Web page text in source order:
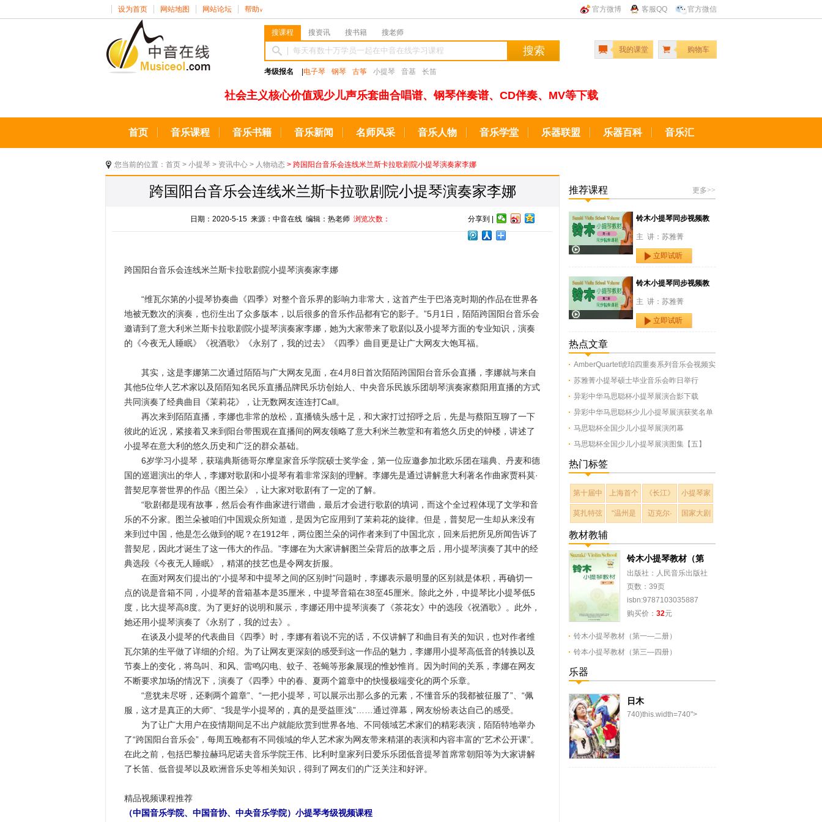
官方微博 客服QQ 官方微信
设为首页 网站地图 网站论坛 帮助 ∨
搜课程 搜资讯 搜书籍 搜老师
搜索
考级报名 电子琴 钢琴 古筝 小提琴 音基 长笛
我的课堂 购物车
社会主义核心价值观少儿声乐套曲合唱谱、钢琴伴奏谱、CD伴奏、MV等下载
首页 音乐课程 音乐书籍 音乐新闻 名师风采 音乐人物 音乐学堂 乐器联盟 乐器百科 音乐汇
您当前的位置： 首页 > 小提琴 > 资讯中心 > 人物动态 > 跨国阳台音乐会连线米兰斯卡拉歌剧院小提琴演奏家李娜
跨国阳台音乐会连线米兰斯卡拉歌剧院小提琴演奏家李娜
分享到 |
日期：2020-5-15 来源：中音在线 编辑：热老师 浏览次数：
跨国阳台音乐会连线米兰斯卡拉歌剧院小提琴演奏家李娜
“维瓦尔第的小提琴协奏曲《四季》对整个音乐界的影响力非常大，这首产生于巴洛克时期的作品在世界各
地被无数次的演奏，也衍生出了众多版本，以后很多的音乐作品都有它的影子。”5月1日，陌陌跨国阳台音乐会
邀请到了意大利米兰斯卡拉歌剧院小提琴演奏家李娜，她为大家带来了歌剧以及小提琴方面的专业知识，演奏
的《今夜无人睡眠》《祝酒歌》《永别了，我的过去》《四季》曲目更是让广大网友大饱耳福。
其实，这是李娜第二次通过陌陌与广大网友见面，在4月8日首次陌陌跨国阳台音乐会直播，李娜就与来自
其他5位华人艺术家以及陌陌知名民乐直播品牌民乐坊创始人、中央音乐民族乐团胡琴演奏家蔡阳用直播的方式
共同演奏了经典曲目《茉莉花》，让无数网友连连打Call。
再次来到陌陌直播，李娜也非常的放松，直播镜头感十足，和大家打过招呼之后，先是与蔡阳互聊了一下
彼此的近况，紧接着又来到阳台带围观在直播间的网友领略了意大利米兰教堂和有着悠久历史的钟楼，讲述了
小提琴在意大利的悠久历史和广泛的群众基础。
6岁学习小提琴，获瑞典斯德哥尔摩皇家音乐学院硕士奖学金，第一位应邀参加北欧乐团在瑞典、丹麦和德
国的巡迴演出的华人，李娜对歌剧和小提琴有着非常深刻的理解。李娜先是通过讲解意大利著名作曲家贾科莫·
普契尼享誉世界的作品《图兰朵》，让大家对歌剧有了一定的了解。
“歌剧都是现有故事，然后会有作曲家进行谱曲，最后才会进行歌剧的填词，而这个全过程体现了文学和音
乐的不分家。图兰朵被咱们中国观众所知道，是因为它应用到了茉莉花的旋律。但是，普契尼一生却从来没有
来到过中国，他是怎么做到的呢？在1912年，两位图兰朵的词作者来到了中国北京，回来后把所见所闻告诉了
普契尼，因此才诞生了这一伟大的作品。”李娜在为大家讲解图兰朵背后的故事之后，用小提琴演奏了其中的经
典选段《今夜无人睡眠》，精湛的技艺也是令网友折服。
在面对网友们提出的“小提琴和中提琴之间的区别时”问题时，李娜表示最明显的区别就是体积，再确切一
点的说是音箱不同，小提琴的音箱基本是35厘米，中提琴音箱在38至45厘米。除此之外，中提琴比小提琴低5
度，比大提琴高8度。为了更好的说明和展示，李娜还用中提琴演奏了《茶花女》中的选段《祝酒歌》。此外，
她还用小提琴演奏了《永别了，我的过去》。
在谈及小提琴的代表曲目《四季》时，李娜有着说不完的话，不仅讲解了和曲目有关的知识，也对作者维
瓦尔第的生平做了详细的介绍。为了让网友更深刻的感受到这一作品的魅力，李娜用小提琴高低音的转换以及
节奏上的变化，将鸟叫、和风、雷鸣闪电、蚊子、苍蝇等形象展现的惟妙惟肖。因为时间的关系，李娜在网友
不断要求加场的情况下，演奏了《四季》中的春、夏两个篇章中的快慢极端变化的两个乐章。
“意犹未尽呀，还剩两个篇章”、“一把小提琴，可以展示出那么多的元素，不懂音乐的我都被征服了”、“佩
服，这才是真正的大师”、“我是学小提琴的，真的是受益匪浅”……通过弹幕，网友纷纷表达自己的感受。
为了让广大用户在疫情期间足不出户就能欣赏到世界各地、不同领域艺术家们的精彩表演，陌陌特地举办
了“跨国阳台音乐会”，每周五晚都有不同领域的华人艺术家为网友带来精湛的表演和内容丰富的“艺术公开课”。
在此之前，包括巴黎拉赫玛尼诺夫音乐学院王伟、比利时皇家列日爱乐乐团低音提琴首席常朝阳等为大家讲解
了长笛、低音提琴以及欧洲音乐史等相关知识，得到了网友们的广泛关注和好评。
精品视频课程推荐
（中国音乐学院、中国音协、中央音乐学院）小提琴考级视频课程
更多>>
推荐课程
铃木小提琴同步视频教
主 讲：苏雅菁
立即试听
铃木小提琴同步视频教
主 讲：苏雅菁
立即试听
热点文章
AmberQuartet琥珀四重奏系列音乐会视频实
苏雅菁小提琴硕士毕业音乐会昨日举行
异彩中华马思聪杯小提琴展演合影下载
异彩中华马思聪杯少儿小提琴展演获奖名单
马思聪杯全国少儿小提琴展演闭幕
马思聪杯全国少儿小提琴展演图集【五】
热门标签
第十届中 上海首个 《长江》 小提琴家
莫扎特弦 “温州是 迈克尔· 国家大剧
教材教辅
铃木小提琴教材（第
出版社：人民音乐出版社
页数：39页
isbn:9787103035887
购买价： 32元
铃木小提琴教材（第一—二册）
铃本小提琴教材（第三—四册）
乐器
日木
740)this.width=740">